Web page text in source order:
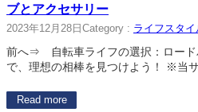
ブとアクセサリー
2023年12月28日 Category : ライフスタイ
前へ⇒ 自転車ライフの選択：ロード
で、理想の相棒を見つけよう！ ※当
Read more